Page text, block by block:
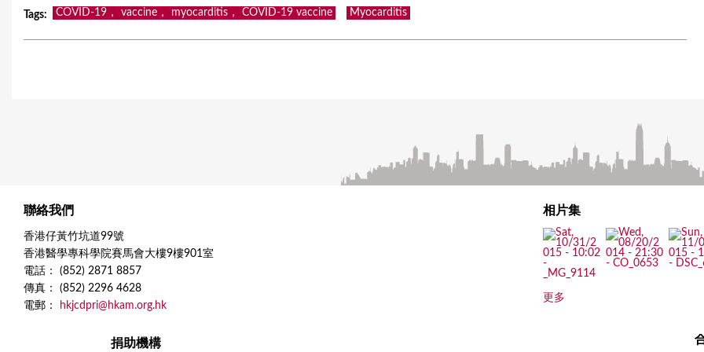
Tags: COVID-19， vaccine， myocarditis， COVID-19 vaccine Myocarditis
聯絡我們
香港仔黃竹坑道99號
香港醫學專科學院賽馬會大樓9樓901室
電話： (852) 2871 8857
傳真： (852) 2296 4628
電郵：
hkjcdpri@hkam.org.hk
相片集
更多
捐助機構